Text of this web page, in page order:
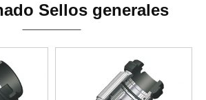
Sellos generales